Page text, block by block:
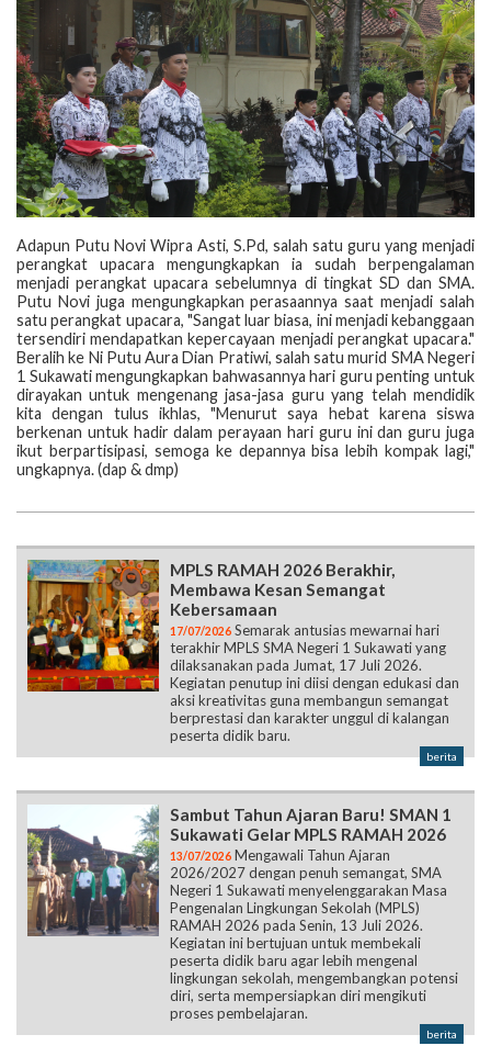
Adapun Putu Novi Wipra Asti, S.Pd, salah satu guru yang menjadi
perangkat upacara mengungkapkan ia sudah berpengalaman
menjadi perangkat upacara sebelumnya di tingkat SD dan SMA.
Putu Novi juga mengungkapkan perasaannya saat menjadi salah
satu perangkat upacara, "Sangat luar biasa, ini menjadi kebanggaan
tersendiri mendapatkan kepercayaan menjadi perangkat upacara."
Beralih ke Ni Putu Aura Dian Pratiwi, salah satu murid SMA Negeri
1 Sukawati mengungkapkan bahwasannya hari guru penting untuk
dirayakan untuk mengenang jasa-jasa guru yang telah mendidik
kita dengan tulus ikhlas, "Menurut saya hebat karena siswa
berkenan untuk hadir dalam perayaan hari guru ini dan guru juga
ikut berpartisipasi, semoga ke depannya bisa lebih kompak lagi,"
ungkapnya. (dap & dmp)
MPLS RAMAH 2026 Berakhir,
Membawa Kesan Semangat
Kebersamaan
17/07/2026 Semarak antusias mewarnai hari
terakhir MPLS SMA Negeri 1 Sukawati yang
dilaksanakan pada Jumat, 17 Juli 2026.
Kegiatan penutup ini diisi dengan edukasi dan
aksi kreativitas guna membangun semangat
berprestasi dan karakter unggul di kalangan
peserta didik baru.
berita
Sambut Tahun Ajaran Baru! SMAN 1
Sukawati Gelar MPLS RAMAH 2026
13/07/2026 Mengawali Tahun Ajaran
2026/2027 dengan penuh semangat, SMA
Negeri 1 Sukawati menyelenggarakan Masa
Pengenalan Lingkungan Sekolah (MPLS)
RAMAH 2026 pada Senin, 13 Juli 2026.
Kegiatan ini bertujuan untuk membekali
peserta didik baru agar lebih mengenal
lingkungan sekolah, mengembangkan potensi
diri, serta mempersiapkan diri mengikuti
proses pembelajaran.
berita